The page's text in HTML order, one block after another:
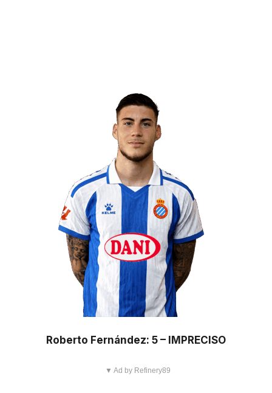
Roberto Fernández: 5 – IMPRECISO
▼ Ad by Refinery89